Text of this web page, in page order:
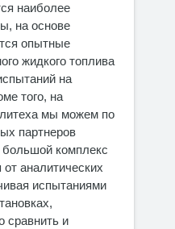
наиболее
на основе
опытные
жидкого топлива
на
того, на
мы можем по
партнеров
большой комплекс
аналитических
испытаниями
сравнить и